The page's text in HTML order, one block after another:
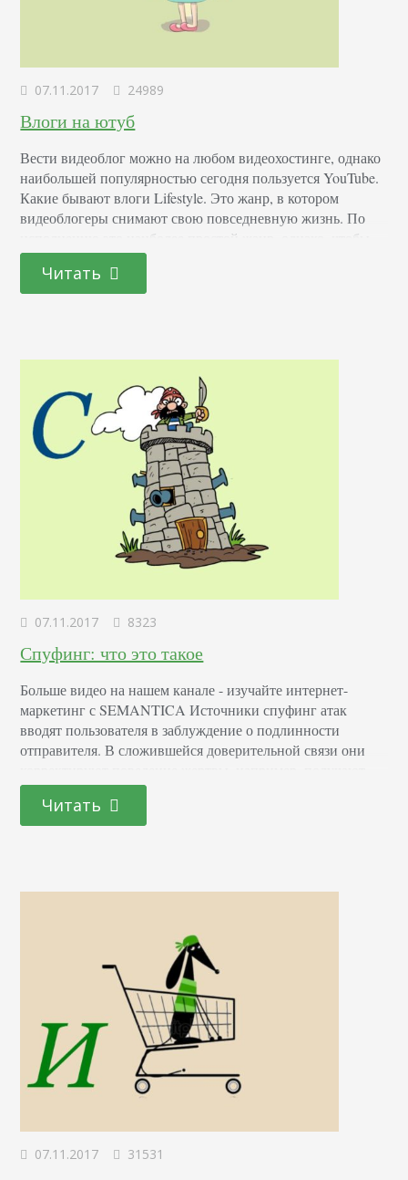
07.11.2017 24989
Влоги на ютуб
Вести видеоблог можно на любом видеохостинге, однако
наибольшей популярностью сегодня пользуется YouTube.
Какие бывают влоги Lifestyle. Это жанр, в котором
видеоблогеры снимают свою повседневную жизнь. По
исполнению это наиболее простой жанр, однако, чтобы
привлечь аудиторию, автор должен быть известной
личностью, а жизнь его должна быть интересной. Кто
захочет смотреть, как ученица 11-го класса в городе ХХХ
Читать
07.11.2017 8323
Спуфинг: что это такое
Больше видео на нашем канале - изучайте интернет-
маркетинг с SEMANTICA Источники спуфинг атак
вводят пользователя в заблуждение о подлинности
отправителя. В сложившейся доверительной связи они
доступ к личной информации. Как это работает Процесс
спуфинга заключается в фальсификации адреса
отправителя с целью убедить удаленную систему в том,
Читать
07.11.2017 31531